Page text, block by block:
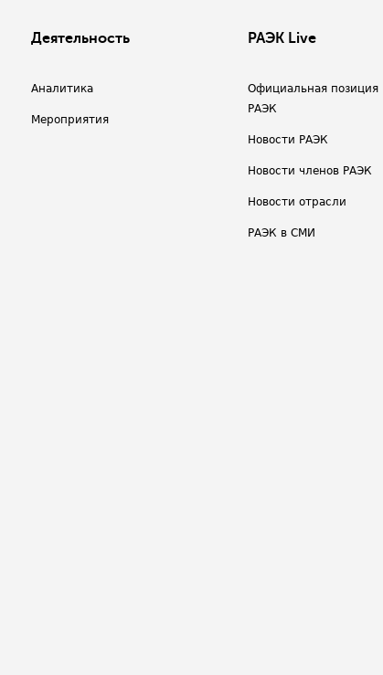
Деятельность
Аналитика
Мероприятия
РАЭК Live
Официальная позиция
РАЭК
Новости РАЭК
Новости членов РАЭК
Новости отрасли
РАЭК в СМИ